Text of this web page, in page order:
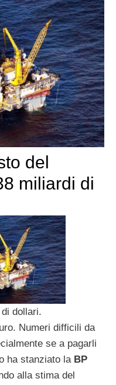
del
miliardi di
dollari.
Numeri difficili da
se a pagarli
ha stanziato la BP
alla stima del